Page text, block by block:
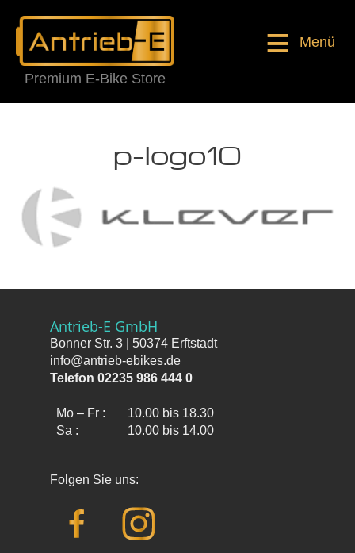
Premium E-Bike Store
Menü
p-logo10
Antrieb-E GmbH
Bonner Str. 3 | 50374 Erftstadt
info@antrieb-ebikes.de
Telefon 02235 986 444 0
Mo – Fr :
Sa :
10.00 bis 18.30
10.00 bis 14.00
Folgen Sie uns: